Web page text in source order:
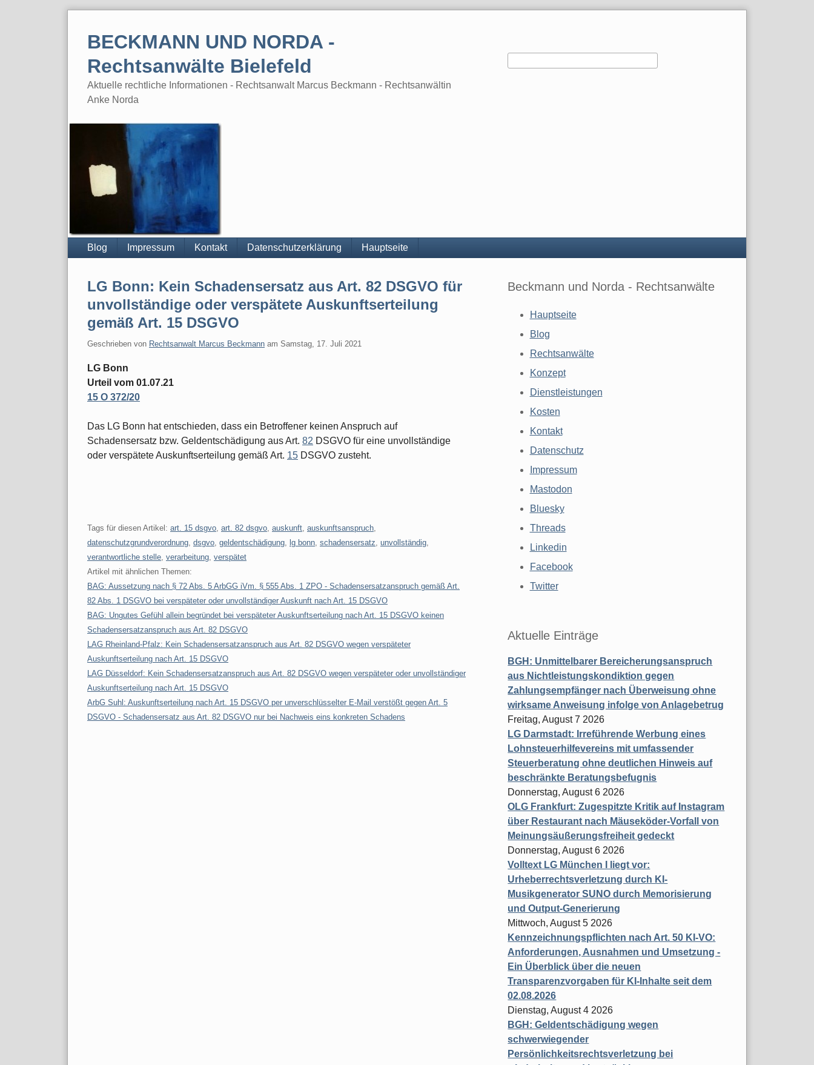
BECKMANN UND NORDA -
Rechtsanwälte Bielefeld
Aktuelle rechtliche Informationen - Rechtsanwalt Marcus Beckmann - Rechtsanwältin
Anke Norda
Blog Impressum Kontakt Datenschutzerklärung Hauptseite
LG Bonn: Kein Schadensersatz aus Art. 82 DSGVO für
unvollständige oder verspätete Auskunftserteilung
gemäß Art. 15 DSGVO
Geschrieben von Rechtsanwalt Marcus Beckmann am Samstag, 17. Juli 2021
LG Bonn
Urteil vom 01.07.21
15 O 372/20
Das LG Bonn hat entschieden, dass ein Betroffener keinen Anspruch auf
Schadensersatz bzw. Geldentschädigung aus Art. 82 DSGVO für eine unvollständige
oder verspätete Auskunftserteilung gemäß Art. 15 DSGVO zusteht.
Tags für diesen Artikel: art. 15 dsgvo art. 82 dsgvo auskunft auskunftsanspruch
datenschutzgrundverordnung dsgvo geldentschädigung lg bonn schadensersatz unvollständig
verantwortliche stelle verarbeitung verspätet
Artikel mit ähnlichen Themen:
BAG: Aussetzung nach § 72 Abs. 5 ArbGG iVm. § 555 Abs. 1 ZPO - Schadensersatzanspruch gemäß Art.
82 Abs. 1 DSGVO bei verspäteter oder unvollständiger Auskunft nach Art. 15 DSGVO
BAG: Ungutes Gefühl allein begründet bei verspäteter Auskunftserteilung nach Art. 15 DSGVO keinen
Schadensersatzanspruch aus Art. 82 DSGVO
LAG Rheinland-Pfalz: Kein Schadensersatzanspruch aus Art. 82 DSGVO wegen verspäteter
Auskunftserteilung nach Art. 15 DSGVO
LAG Düsseldorf: Kein Schadensersatzanspruch aus Art. 82 DSGVO wegen verspäteter oder unvollständiger
Auskunftserteilung nach Art. 15 DSGVO
ArbG Suhl: Auskunftserteilung nach Art. 15 DSGVO per unverschlüsselter E-Mail verstößt gegen Art. 5
DSGVO - Schadensersatz aus Art. 82 DSGVO nur bei Nachweis eins konkreten Schadens
Beckmann und Norda - Rechtsanwälte
Hauptseite
Blog
Rechtsanwälte
Konzept
Dienstleistungen
Kosten
Kontakt
Datenschutz
Impressum
Mastodon
Bluesky
Threads
Linkedin
Facebook
Twitter
Aktuelle Einträge
BGH: Unmittelbarer Bereicherungsanspruch
aus Nichtleistungskondiktion gegen
Zahlungsempfänger nach Überweisung ohne
wirksame Anweisung infolge von Anlagebetrug
Freitag, August 7 2026
LG Darmstadt: Irreführende Werbung eines
Lohnsteuerhilfevereins mit umfassender
Steuerberatung ohne deutlichen Hinweis auf
beschränkte Beratungsbefugnis
Donnerstag, August 6 2026
OLG Frankfurt: Zugespitzte Kritik auf Instagram
über Restaurant nach Mäuseköder-Vorfall von
Meinungsäußerungsfreiheit gedeckt
Donnerstag, August 6 2026
Volltext LG München I liegt vor:
Urheberrechtsverletzung durch KI-
Musikgenerator SUNO durch Memorisierung
und Output-Generierung
Mittwoch, August 5 2026
Kennzeichnungspflichten nach Art. 50 KI-VO:
Anforderungen, Ausnahmen und Umsetzung -
Ein Überblick über die neuen
Transparenzvorgaben für KI-Inhalte seit dem
02.08.2026
Dienstag, August 4 2026
BGH: Geldentschädigung wegen
schwerwiegender
Persönlichkeitsrechtsverletzung bei